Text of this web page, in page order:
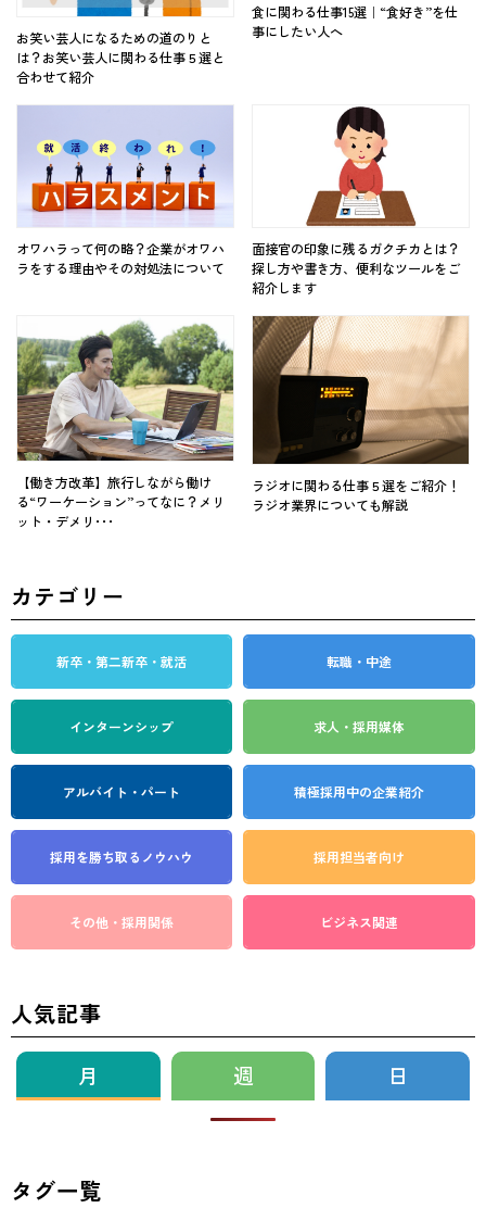
お笑い芸人になるための道のりと
は？お笑い芸人に関わる仕事５選と
合わせて紹介
食に関わる仕事15選｜“食好き”を仕
事にしたい人へ
オワハラって何の略？企業がオワハ
ラをする理由やその対処法について
面接官の印象に残るガクチカとは？
探し方や書き方、便利なツールをご
紹介します
【働き方改革】旅行しながら働け
る“ワーケーション”ってなに？メリ
ット・デメリ･･･
ラジオに関わる仕事５選をご紹介！
ラジオ業界についても解説
カテゴリー
新卒・第二新卒・就活 転職・中途
インターンシップ 求人・採用媒体
アルバイト・パート 積極採用中の企業紹介
採用を勝ち取る ノウハウ 採用担当者向け
その他・採用関係 ビジネス関連
人気記事
月 週 日
タグ一覧